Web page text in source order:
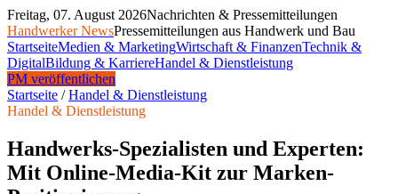
Freitag, 07. August 2026Nachrichten & Pressemitteilungen
Handwerker NewsPressemitteilungen aus Handwerk und Bau
StartseiteMedien & MarketingWirtschaft & FinanzenTechnik &
DigitalBildung & KarriereHandel & Dienstleistung
PM veröffentlichen
Startseite /Handel & Dienstleistung
Handel & Dienstleistung
Handwerks-Spezialisten und Experten:
Mit Online-Media-Kit zur Marken-